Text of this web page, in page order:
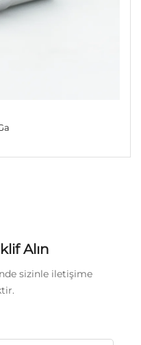
Alın
sizinle iletişime